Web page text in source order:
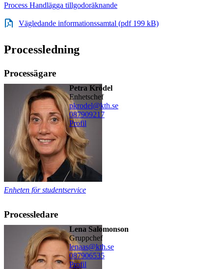
Process Handlägga tillgodoräknande
Vägledande informationssamtal (pdf 199 kB)
Processledning
Processägare
Petra Krödel
enhetschef
pkrodel@kth.se
087909217
Profil
Enheten för studentservice
Processledare
Lena Salomonson
gruppchef
lenaas@kth.se
087906535
Profil